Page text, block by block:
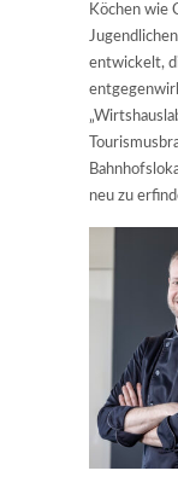
Köchen wie
entwickelt,
neu zu